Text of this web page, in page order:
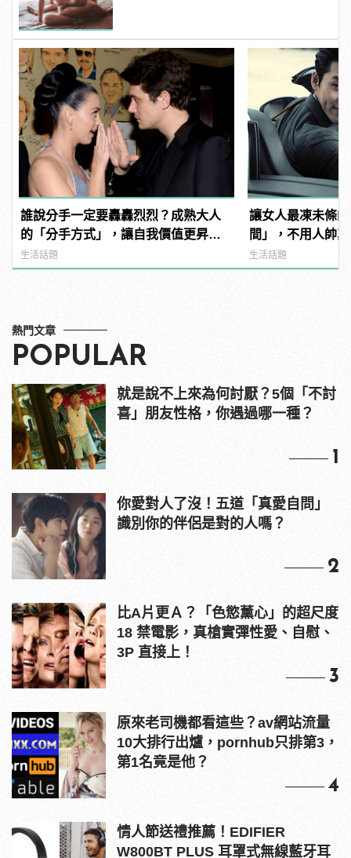
誰說分手一定要轟轟烈烈？成熟大人
的「分手方式」，讓自我價值更昇
華！
生活話題
讓女人最凍未條
間」，不用人帥
心！
生活話題
熱門文章
POPULAR
就是說不上來為何討厭？5個「不討
喜」朋友性格，你遇過哪一種？
1
你愛對人了沒！五道「真愛自問」
識別你的伴侶是對的人嗎？
2
比A片更Ａ？「色慾薰心」的超尺度
18 禁電影，真槍實彈性愛、自慰、
3P 直接上！
3
原來老司機都看這些？av網站流量
10大排行出爐，pornhub只排第3，
第1名竟是他？
4
情人節送禮推薦！EDIFIER
W800BT PLUS 耳罩式無線藍牙耳